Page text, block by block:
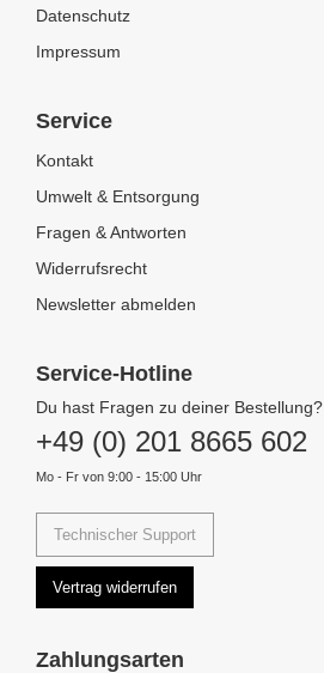
Datenschutz
Impressum
Service
Kontakt
Umwelt & Entsorgung
Fragen & Antworten
Widerrufsrecht
Newsletter abmelden
Service-Hotline
Du hast Fragen zu deiner Bestellung?
+49 (0) 201 8665 602
Mo - Fr von 9:00 - 15:00 Uhr
Technischer Support
Vertrag widerrufen
Zahlungsarten